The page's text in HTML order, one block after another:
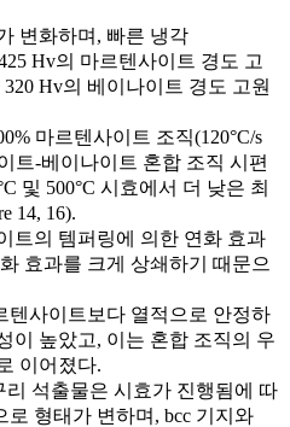
변화하며, 빠른 냉각
Hv의 마르텐사이트 경도 고
Hv의 베이나이트 경도 고원
마르텐사이트 조직(120°C/s
트-베이나이트 혼합 조직 시편
및 500°C 시효에서 더 낮은 최
14, 16).
트의 템퍼링에 의한 연화 효과
효과를 크게 상쇄하기 때문으
텐사이트보다 열적으로 안정하
이 높았고, 이는 혼합 조직의 우
이어졌다.
리 석출물은 시효가 진행됨에 따
로 형태가 변하며, bcc 기지와